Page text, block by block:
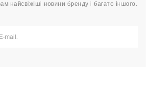
найсвіжіші новини бренду і багато іншого.